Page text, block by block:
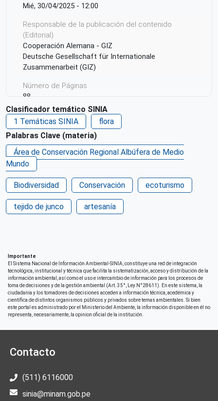
Mié, 30/04/2025 - 12:00
Responsable de la publicación del contenido
(Editorial)
Cooperación Alemana - GIZ
Deutsche Gesellschaft für Internationale
Zusammenarbeit (GIZ)
Número de Páginas
88
Idioma
Español
Ciudad de Origen
Medio Mundo, Vegueta - Huaura, Lima
País de origen de la Publicación o Recurso
Perú
Patrocinio
Cooperación Alemana - GIZ
Derechos de acceso
Acceso restringido en su totalidad
Clasificador temático SINIA
1 Temáticas SINIA
flora
Palabras Clave (materia)
Área de Conservación Regional Albúfera de Medio
Mundo
Biodiversidad Conservación ecoturismo
tejido de junco artesanía
Importante
El Sistema Nacional de Información Ambiental-SINIA, constituye una red de integración
tecnológica, institucional y técnica que facilita la sistematización, acceso y distribución de la
información ambiental, así como el uso e intercambio de información para los procesos de
toma de decisiones y de la gestión ambiental (Art. 35°, Ley N°28611). En este sistema, la
ciudadania y los tomadores de decisiones acceden a información técnica, acedémica y
científica de distintos organismos públicos y privados sobre temas ambientales. Si bien
este portal es administrado por el Ministerio del Ambiente, la información disponible en él no
representa, necesariamente, la opinion oficial de la institución.
Contacto
(511) 6116000
sinia@minam.gob.pe